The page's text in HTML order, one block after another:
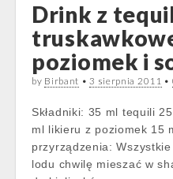
Drink z
poziomek i
by Birbant •3 sierpnia 2011 •
Składniki: 35 ml tequili
ml likieru z poziomek 15
przyrządzenia:
lodu chwilę mieszać w